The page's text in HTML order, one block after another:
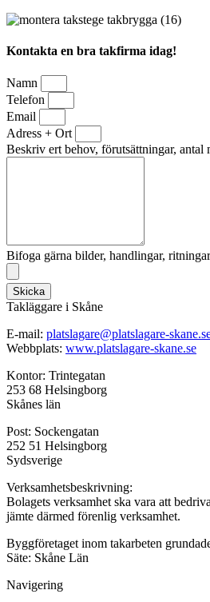
Kontakta en bra takfirma idag!
Namn
Telefon
Email
Adress + Ort
Beskriv ert behov, förutsättningar, antal
Bifoga gärna bilder, handlingar,
Skicka
Takläggare i Skåne
E-mail: platslagare@platslagare-
Webbplats: www.platslagare-skane.se
Kontor: Trintegatan
253 68 Helsingborg
Skånes län
Post: Sockengatan
252 51 Helsingborg
Sydsverige
Verksamhetsbeskrivning:
Bolagets verksamhet ska vara att
jämte därmed förenlig verksamhet.
Byggföretaget inom takarbeten
Säte: Skåne Län
Navigering